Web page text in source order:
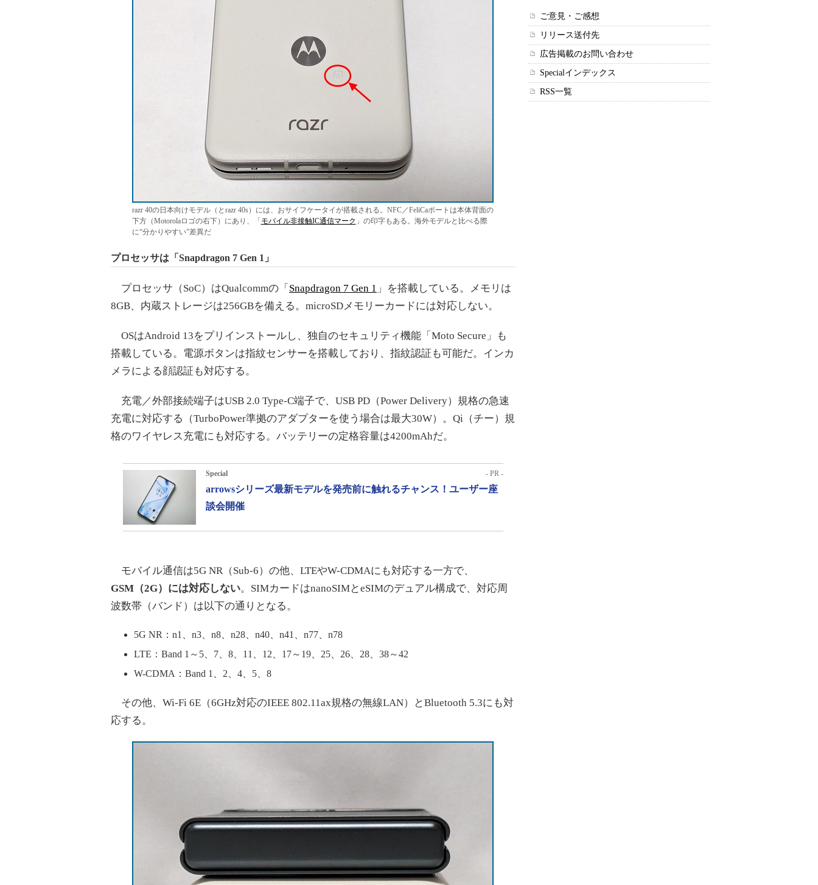
razr 40の日本向けモデル（とrazr 40s）には、おサイフケータイが搭載される。NFC／FeliCaポートは本体背面の
下方（Motorolaロゴの右下）にあり、「 モバイル非接触IC通信マーク 」の印字もある。海外モデルと比べる際
に“分かりやすい”差異だ
プロセッサは「Snapdragon 7 Gen 1」
プロセッサ（SoC）はQualcommの「 Snapdragon 7 Gen 1 」を搭載している。メモリは
8GB、内蔵ストレージは256GBを備える。microSDメモリーカードには対応しない。
OSはAndroid 13をプリインストールし、独自のセキュリティ機能「Moto Secure」も
搭載している。電源ボタンは指紋センサーを搭載しており、指紋認証も可能だ。インカ
メラによる顔認証も対応する。
充電／外部接続端子はUSB 2.0 Type-C端子で、USB PD（Power Delivery）規格の急速
充電に対応する（TurboPower準拠のアダプターを使う場合は最大30W）。Qi（チー）規
格のワイヤレス充電にも対応する。バッテリーの定格容量は4200mAhだ。
Special - PR -
arrowsシリーズ最新モデルを発売前に触れるチャンス！ユーザー座
談会開催
モバイル通信は5G NR（Sub-6）の他、LTEやW-CDMAにも対応する一方で、
GSM（2G）には対応しない。SIMカードはnanoSIMとeSIMのデュアル構成で、対応周
波数帯（バンド）は以下の通りとなる。
5G NR：n1、n3、n8、n28、n40、n41、n77、n78
LTE：Band 1～5、7、8、11、12、17～19、25、26、28、38～42
W-CDMA：Band 1、2、4、5、8
その他、Wi-Fi 6E（6GHz対応のIEEE 802.11ax規格の無線LAN）とBluetooth 5.3にも対
応する。
ご意見・ご感想
リリース送付先
広告掲載のお問い合わせ
Specialインデックス
RSS一覧